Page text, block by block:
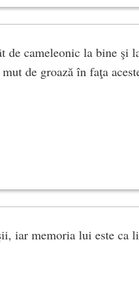
de cameleonic la bine şi
de groază în faţa
iar memoria lui este ca